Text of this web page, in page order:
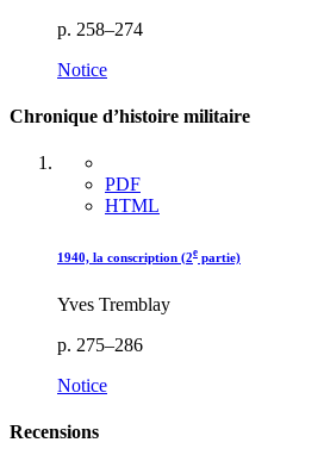
p. 258–274
Notice
Chronique d’histoire militaire
PDF
HTML
1940, la conscription (2e partie)
Yves Tremblay
p. 275–286
Notice
Recensions